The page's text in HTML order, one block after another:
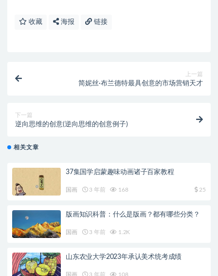
收藏 海报 链接
上一篇
简妮丝·布兰德特最具创意的市场营销天才
下一篇
逆向思维的创意(逆向思维的创意例子)
相关文章
37集国学启蒙趣味动画诸子百家教程
国画 3 年前 168 25
版画知识科普：什么是版画？都有哪些分类？
国画 3 年前 1.2K
山东农业大学2023年承认美术统考成绩
国画 3 年前 108